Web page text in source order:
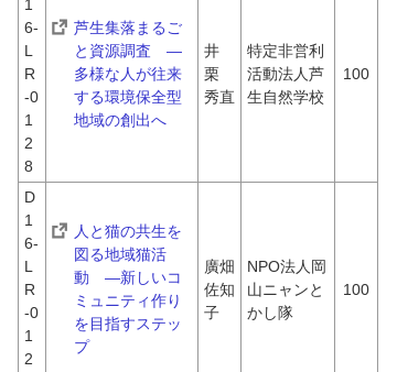
1
6-
L
R
-0
1
2
8
芦生集落まるご
と資源調査　―
多様な人が往来
する環境保全型
地域の創出へ
井
栗
秀直
特定非営利
活動法人芦
生自然学校
100
D
1
6-
L
R
-0
1
2
人と猫の共生を
図る地域猫活
動　―新しいコ
ミュニティ作り
を目指すステッ
プ
廣畑
佐知
子
NPO法人岡
山ニャンと
かし隊
100